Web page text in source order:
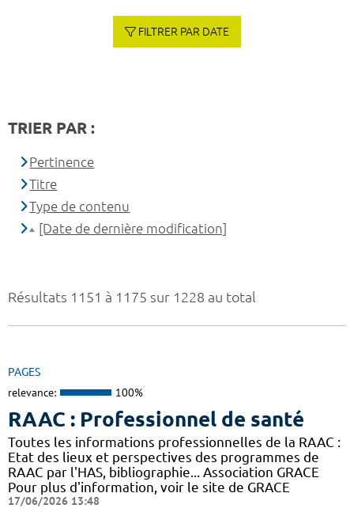
Résultats 1151 à 1175 sur 1228 au total
PAGES
relevance: 100%
RAAC : Professionnel de santé
Toutes les informations professionnelles de la RAAC :
Etat des lieux et perspectives des programmes de
RAAC par l'HAS, bibliographie... Association GRACE
Pour plus d'information, voir le site de GRACE
17/06/2026 13:48
FILTRER PAR DATE
TRIER PAR :
Pertinence
Titre
Type de contenu
[Date de dernière modification]